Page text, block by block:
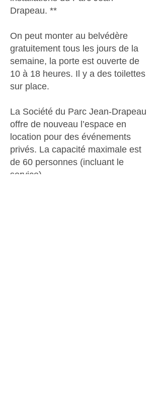
Drapeau. **
On peut monter au belvédère
gratuitement tous les jours de la
semaine, la porte est ouverte de
10 à 18 heures. Il y a des toilettes
sur place.
La Société du Parc Jean-Drapeau
offre de nouveau l’espace en
location pour des événements
privés. La capacité maximale est
de 60 personnes (incluant le
service).